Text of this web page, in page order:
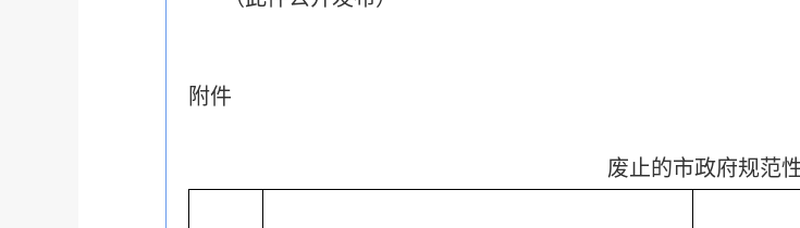
附件
废止的市政府规范